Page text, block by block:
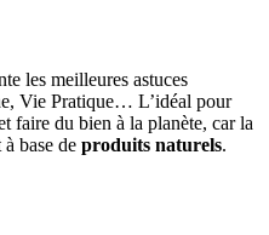
les meilleures astuces
Vie Pratique… L’idéal pour
faire du bien à la planète, car la
base de produits naturels.